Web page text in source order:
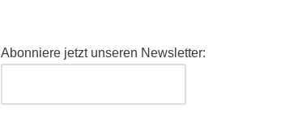
Abonniere jetzt unseren Newsletter: